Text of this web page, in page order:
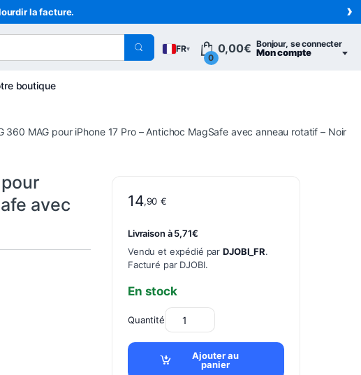
la facture. ›
FR▾ Bonjour, se connecter
Mon compte
0
0,00€
boutique
360 MAG pour iPhone 17 Pro – Antichoc MagSafe avec anneau rotatif – Noir
avec
14,90 €
Livraison à 5,71€
Vendu et expédié parDJOBI_FR.
Facturé par DJOBI.
En stock
Quantité
Ajouter au
panier